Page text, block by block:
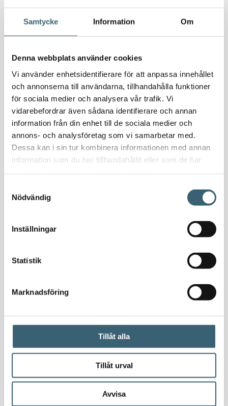
Samtycke Information Om
Denna webbplats använder cookies
Vi använder enhetsidentifierare för att anpassa innehållet
och annonserna till användarna, tillhandahålla funktioner
för sociala medier och analysera vår trafik. Vi
vidarebefordrar även sådana identifierare och annan
information från din enhet till de sociala medier och
annons- och analysföretag som vi samarbetar med.
Dessa kan i sin tur kombinera informationen med annan
information som du har tillhandahållit eller som de har
Nödvändig
Inställningar
Statistik
Marknadsföring
Tillåt alla
Tillåt urval
Avvisa
Bevattning & underhåll
Bufferttankar till växtskyddsspruta
Vattenplattformar
Vattenvagnar
Oljeavskiljare & Fettavskiljare
Specialsvetsade lagringstankar
Ståltankar för lagring, transport & process
AdBlue
AdBluetankar
AdBlue transporttankar
AdBluepumpar & tillbehör
Dieseltankar ADR 500-3000 liter
Bensin
Bensinutrustning
Kemikalietankar